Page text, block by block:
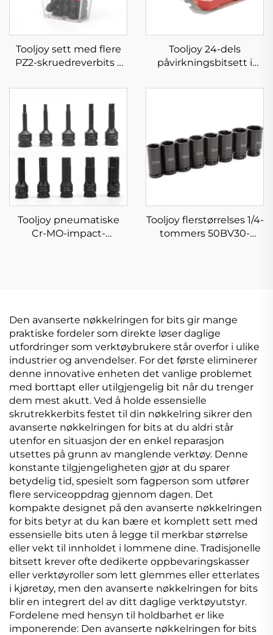
Tooljoy sett med flere
PZ2-skruedreverbits –
gjennomsiktig
oppbevaringskasse
Tooljoy 24-dels
påvirkningsbitsett i
Tooljoy pneumatiske
Cr-MO-impact-
Tooljoy flerstørrelses 1/4-
tommers 50BV30-
Den avanserte nøkkelringen for bits gir mange
praktiske fordeler som direkte løser daglige
utfordringer som verktøybrukere står overfor i ulike
industrier og anvendelser. For det første eliminerer
denne innovative enheten det vanlige problemet
med borttapt eller utilgjengelig bit når du trenger
dem mest akutt. Ved å holde essensielle
skrutrekkerbits festet til din nøkkelring sikrer den
avanserte nøkkelringen for bits at du aldri står
utenfor en situasjon der en enkel reparasjon
utsettes på grunn av manglende verktøy. Denne
konstante tilgjengeligheten gjør at du sparer
betydelig tid, spesielt som fagperson som utfører
flere serviceoppdrag gjennom dagen. Det
kompakte designet på den avanserte nøkkelringen
for bits betyr at du kan bære et komplett sett med
essensielle bits uten å legge til merkbar størrelse
eller vekt til innholdet i lommene dine. Tradisjonelle
bitsett krever ofte dedikerte oppbevaringskasser
eller verktøyroller som lett glemmes eller etterlates
i kjøretøy, men den avanserte nøkkelringen for bits
blir en integrert del av ditt daglige verktøyutstyr.
Fordelene med hensyn til holdbarhet er like
imponerende: Den avanserte nøkkelringen for bits